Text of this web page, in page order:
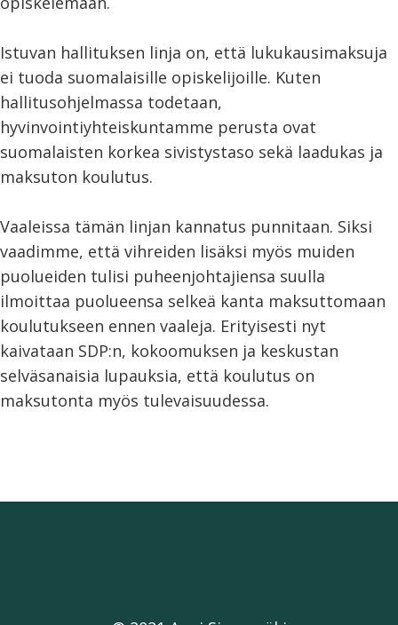
Istuvan hallituksen linja on, että lukukausimaksuja
ei tuoda suomalaisille opiskelijoille. Kuten
hallitusohjelmassa todetaan,
hyvinvointiyhteiskuntamme perusta ovat
suomalaisten korkea sivistystaso sekä laadukas ja
maksuton koulutus.
Vaaleissa tämän linjan kannatus punnitaan. Siksi
vaadimme, että vihreiden lisäksi myös muiden
puolueiden tulisi puheenjohtajiensa suulla
ilmoittaa puolueensa selkeä kanta maksuttomaan
koulutukseen ennen vaaleja. Erityisesti nyt
kaivataan SDP:n, kokoomuksen ja keskustan
selväsanaisia lupauksia, että koulutus on
maksutonta myös tulevaisuudessa.